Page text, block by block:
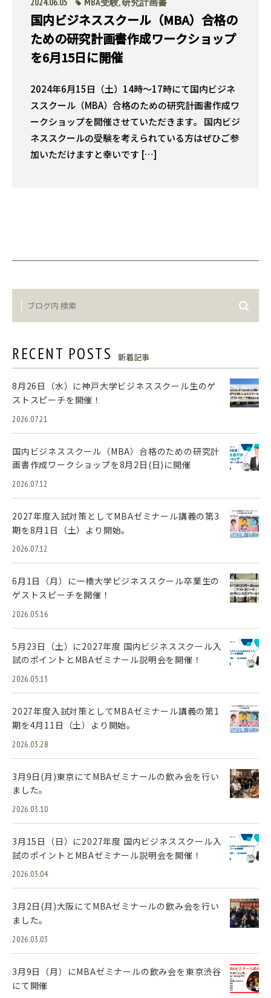
2024.06.05 MBA受験,研究計画書
国内ビジネススクール（MBA）合格の
ための研究計画書作成ワークショップ
を6月15日に開催
2024年6月15日（土）14時〜17時にて国内ビジネ
ススクール（MBA）合格のための研究計画書作成ワ
ークショップを開催させていただきます。 国内ビジ
ネススクールの受験を考えられている方はぜひご参
加いただけますと幸いです […]
RECENT POSTS 新着記事
8月26日（水）に神戸大学ビジネススクール生のゲ
ストスピーチを開催！
2026.07.21
国内ビジネススクール（MBA）合格のための研究計
画書作成ワークショップを8月2日(日)に開催
2026.07.12
2027年度入試対策としてMBAゼミナール講義の第3
期を8月1日（土）より開始。
2026.07.12
6月1日（月）に一橋大学ビジネススクール卒業生の
ゲストスピーチを開催！
2026.05.16
5月23日（土）に2027年度 国内ビジネススクール入
試のポイントとMBAゼミナール説明会を開催！
2026.05.13
2027年度入試対策としてMBAゼミナール講義の第1
期を4月11日（土）より開始。
2026.03.28
3月9日(月)東京にてMBAゼミナールの飲み会を行い
ました。
2026.03.10
3月15日（日）に2027年度 国内ビジネススクール入
試のポイントとMBAゼミナール説明会を開催！
2026.03.04
3月2日(月)大阪にてMBAゼミナールの飲み会を行い
ました。
2026.03.03
3月9日（月）にMBAゼミナールの飲み会を東京渋谷
にて開催